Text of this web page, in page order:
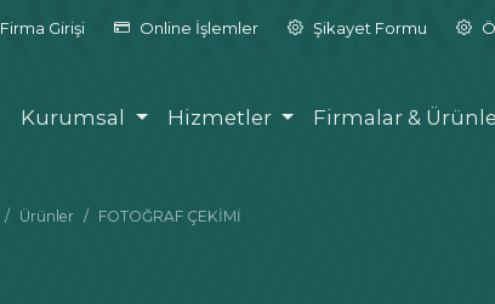
Firma Girişi Online İşlemler Şikayet Formu
Kurumsal Hizmetler Firmalar &
Ürünler FOTOĞRAF ÇEKİMİ